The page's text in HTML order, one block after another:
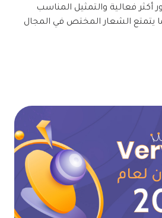
أكثر فعالية والتمثيل المناسب
يتمتع الشعار المختص في المجال
الشعار المناسب لشركة صناعات
إلى الصحة أو الأدوية أو الحبوب
فهمه بسهولة وحفظه في اكرتهم.
مريحة وصحية بالاعتماد على
النفس والعواطف البشرية. هل تبحث
شركة #منتشر لتقنية
أنواع التصميم من الصفر حتى